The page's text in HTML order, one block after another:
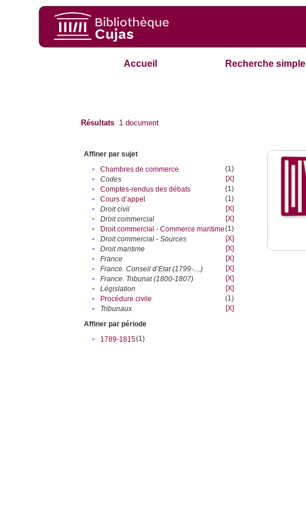
Accueil Recherche simple
Résultats 1 document
Affiner par sujet
•
Chambres de commerce
(1)
•
Codes
[X]
•
Comptes-rendus des débats
(1)
•
Cours d’appel
(1)
•
Droit civil
[X]
•
Droit commercial
[X]
•
Droit commercial - Commerce maritime(1)
•
Droit commercial - Sources
[X]
•
Droit maritime
[X]
•
France
[X]
•
France. Conseil d’Etat (1799-....)
[X]
•
France. Tribunat (1800-1807)
[X]
•
Législation
[X]
•
Procédure civile
(1)
•
Tribunaux
[X]
Affiner par période
•
1789-1815(1)